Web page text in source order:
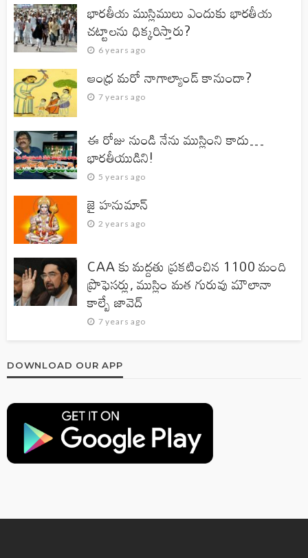
భారతీయ ముస్లిములు ఎందుకు భారతీయ
చట్టాలను ధిక్కరిస్తారు?
6 years ago
ఆంధ్ర మరో నాగాల్యాండ్ కానుందా?
7 years ago
ఈ రోజు నుండి నేను ముస్లింని కాదు…
భారతీయుడిని!
5 years ago
జై హనుమాన్‌
2 years ago
CAA కు మద్దతు ప్రకటించిన 1100 మంది
ప్రొఫెసర్లు, ముస్లిం మత గురువు మౌలానా
కాల్బే జావెద్‌
7 years ago
DOWNLOAD OUR APP